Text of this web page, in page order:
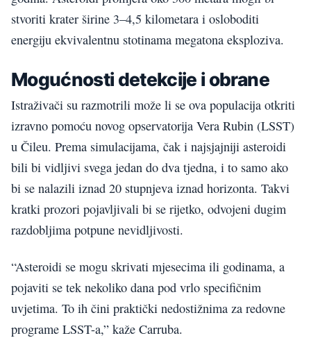
stvoriti krater širine 3–4,5 kilometara i osloboditi
energiju ekvivalentnu stotinama megatona eksploziva.
Mogućnosti detekcije i obrane
Istraživači su razmotrili može li se ova populacija otkriti
izravno pomoću novog opservatorija Vera Rubin (LSST)
u Čileu. Prema simulacijama, čak i najsjajniji asteroidi
bili bi vidljivi svega jedan do dva tjedna, i to samo ako
bi se nalazili iznad 20 stupnjeva iznad horizonta. Takvi
kratki prozori pojavljivali bi se rijetko, odvojeni dugim
razdobljima potpune nevidljivosti.
“Asteroidi se mogu skrivati mjesecima ili godinama, a
pojaviti se tek nekoliko dana pod vrlo specifičnim
uvjetima. To ih čini praktički nedostižnima za redovne
programe LSST-a,” kaže Carruba.